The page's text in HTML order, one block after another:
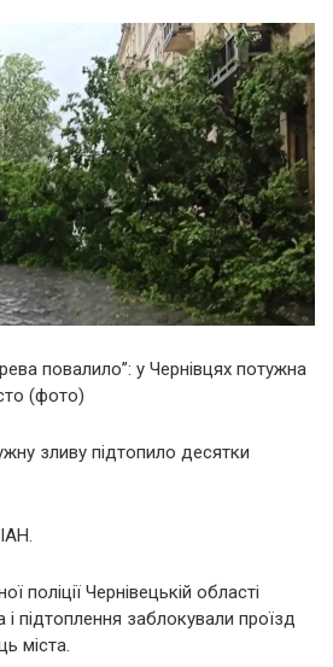
повалило”: у Чернівцях потужна
(фото)
зливу підтопило десятки
поліції Чернівецькій області
підтоплення заблокували проїзд
міста.